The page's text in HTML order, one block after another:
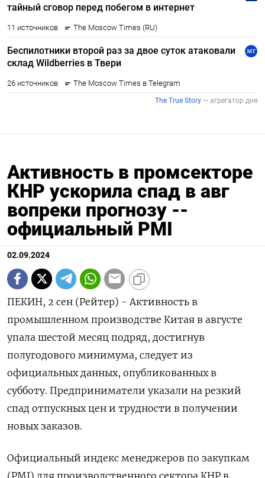
Активность в промсекторе
КНР ускорила спад в авг
вопреки прогнозу --
официальный PMI
02.09.2024
ПЕКИН, 2 сен (Рейтер) - Активность в
промышленном производстве Китая в августе
упала шестой месяц подряд, достигнув
полугодового минимума, следует из
официальных данных, опубликованных в
субботу. Предприниматели указали на резкий
спад отпускных цен и трудности в получении
новых заказов.
Официальный индекс менеджеров по закупкам
(PMI) для производственного сектора КНР в